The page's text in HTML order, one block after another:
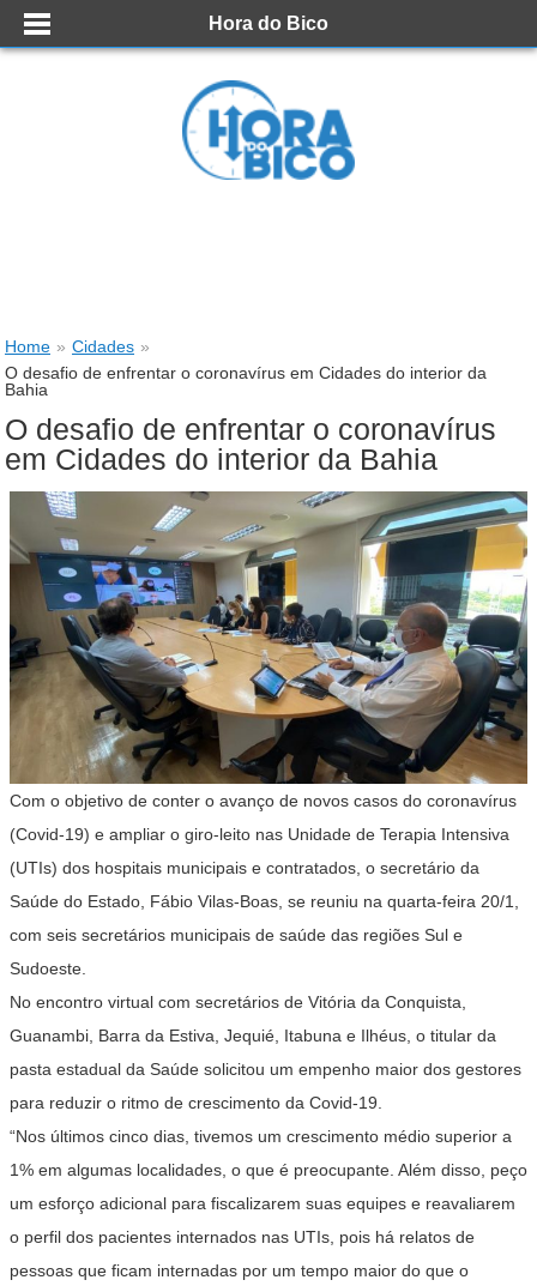
Hora do Bico
Home » Cidades »
O desafio de enfrentar o coronavírus em Cidades do interior da
Bahia
O desafio de enfrentar o coronavírus
em Cidades do interior da Bahia
Com o objetivo de conter o avanço de novos casos do coronavírus
(Covid-19) e ampliar o giro-leito nas Unidade de Terapia Intensiva
(UTIs) dos hospitais municipais e contratados, o secretário da
Saúde do Estado, Fábio Vilas-Boas, se reuniu na quarta-feira 20/1,
com seis secretários municipais de saúde das regiões Sul e
Sudoeste.
No encontro virtual com secretários de Vitória da Conquista,
Guanambi, Barra da Estiva, Jequié, Itabuna e Ilhéus, o titular da
pasta estadual da Saúde solicitou um empenho maior dos gestores
para reduzir o ritmo de crescimento da Covid-19.
“Nos últimos cinco dias, tivemos um crescimento médio superior a
1% em algumas localidades, o que é preocupante. Além disso, peço
um esforço adicional para fiscalizarem suas equipes e reavaliarem
o perfil dos pacientes internados nas UTIs, pois há relatos de
pessoas que ficam internadas por um tempo maior do que o